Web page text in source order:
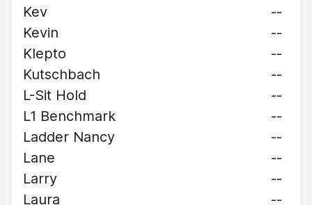
Kev
--
Kevin
--
Klepto
--
Kutschbach
--
L-Sit Hold
--
L1 Benchmark
--
Ladder Nancy
--
Lane
--
Larry
--
Laura
--